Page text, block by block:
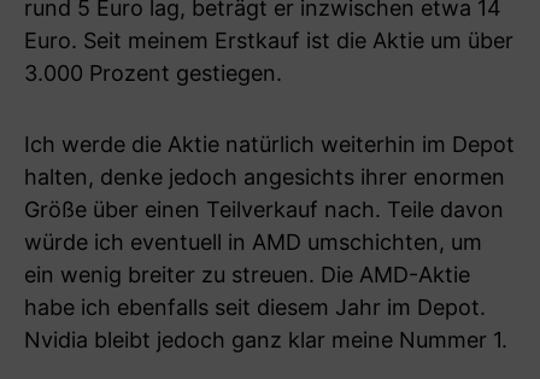
rund 5 Euro lag, beträgt er inzwischen etwa 14
Euro. Seit meinem Erstkauf ist die Aktie um über
3.000 Prozent gestiegen.
Ich werde die Aktie natürlich weiterhin im Depot
halten, denke jedoch angesichts ihrer enormen
Größe über einen Teilverkauf nach. Teile davon
würde ich eventuell in AMD umschichten, um
ein wenig breiter zu streuen. Die AMD-Aktie
habe ich ebenfalls seit diesem Jahr im Depot.
Nvidia bleibt jedoch ganz klar meine Nummer 1.